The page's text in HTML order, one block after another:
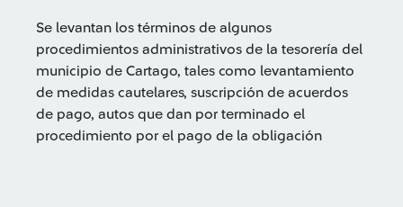
Se levantan los términos de algunos
procedimientos administrativos de la tesorería del
municipio de Cartago, tales como levantamiento
de medidas cautelares, suscripción de acuerdos
de pago, autos que dan por terminado el
procedimiento por el pago de la obligación